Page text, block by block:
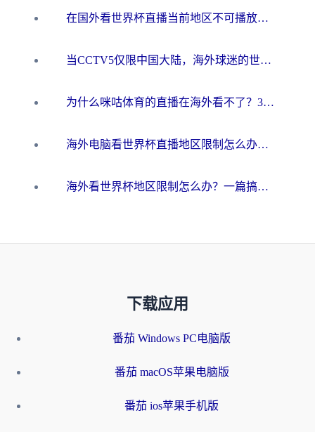
在国外看世界杯直播当前地区不可播放？海外党必看的回国加速全攻略
当CCTV5仅限中国大陆，海外球迷的世界杯狂欢如何继续？
为什么咪咕体育的直播在海外看不了？3步解决海外看世界杯+抖音地区限制难题
海外电脑看世界杯直播地区限制怎么办？你需要一个聪明的加速器
海外看世界杯地区限制怎么办？一篇搞定咪咕视频播放+国内资源无缝访问指南
下载应用
番茄 Windows PC电脑版
番茄 macOS苹果电脑版
番茄 ios苹果手机版